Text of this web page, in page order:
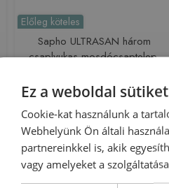
Előleg köteles
Sapho ULTRASAN három
csaplyukas mosdócsaptelep,
Azonosító: 216205
Cikkszám: UT017VBC
207 000 Ft 196 650 Ft
Kosárba
Ez a weboldal
Cookie-kat használunk a
Webhelyünk Ön általi
partnereinkkel is, akik
vagy amelyeket a